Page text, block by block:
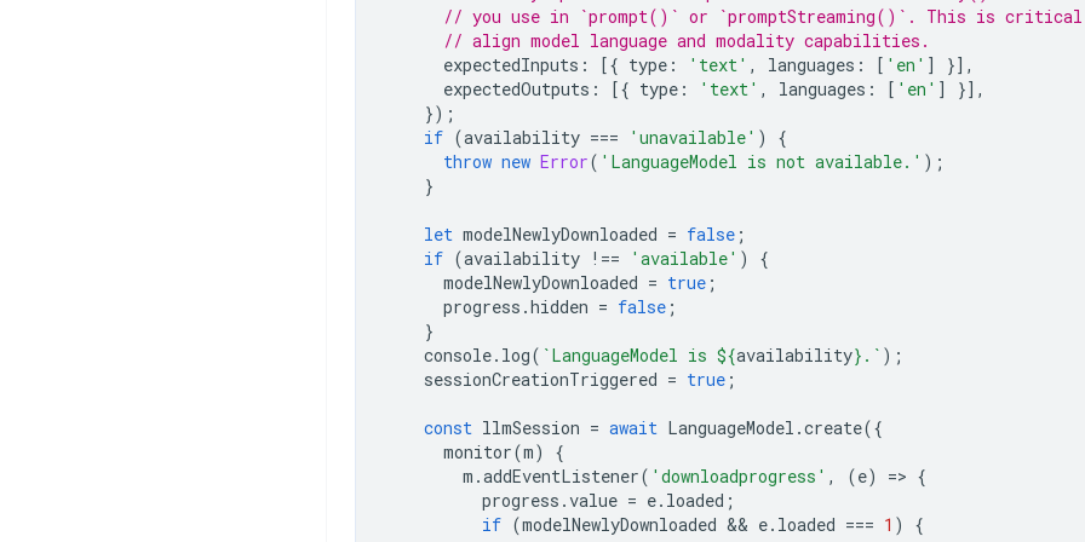
// you use in `prompt()` or `promptStreaming()`. This is
// align model language and modality capabilities.
expectedInputs : [{ type : 'text' , languages : [ 'en' ]
}],
expectedOutputs : [{ type : 'text' , languages : [ 'en' ]
}],
});
if (availability === 'unavailable' )
{
throw new Error( 'LanguageModel is not available.' );
}
let modelNewlyDownloaded = false ;
if (availability !== 'available' )
{
modelNewlyDownloaded = true ;
progress .hidden = false ;
}
console. log( `LanguageModel is ${availability} .` );
sessionCreationTriggered = true ;
const llmSession = await LanguageModel .create({
monitor(m)
{
m .addEventListener( 'downloadprogress' , (e) => {
progress .value = e. loaded ;
if (modelNewlyDownloaded && e. loaded === 1 )
{